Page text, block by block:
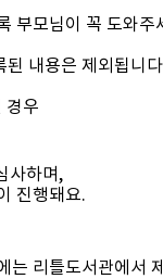
부모님이 꼭 도와주
된 내용은 제외됩니
경우
사하며,
진행돼요.
는 리틀도서관에서